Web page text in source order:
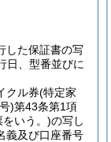
した保証書の写
日、型番並びに
クル券(特定家
)第43条第1項
いう。)の写し
義及び口座番号